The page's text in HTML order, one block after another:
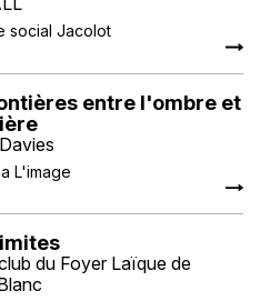
social Jacolot
entre l'ombre et
L'image
du Foyer Laïque de